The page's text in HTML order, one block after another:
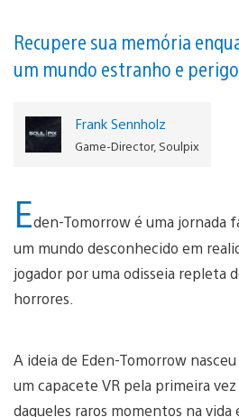
a
de
um
Recupere sua memória
um mundo estranho e
Frank Sennholz
Game-Director, Soulpix
Eden-Tomorrow é uma jornada
um mundo desconhecido em
jogador por uma odisseia repleta
horrores.
A ideia de Eden-Tomorrow
um capacete VR pela primeira vez
daqueles raros momentos na vida